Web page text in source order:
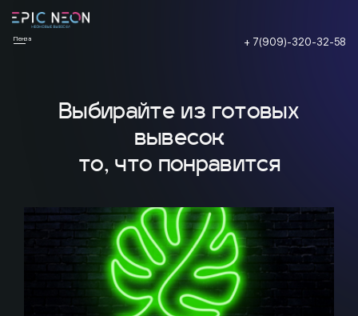
Пенза + 7(909)-320-32-58
Выбирайте из готовых
вывесок
то, что понравится